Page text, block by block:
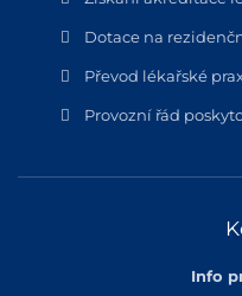
Dotace na
Převod lékařské
Provozní řád
Info